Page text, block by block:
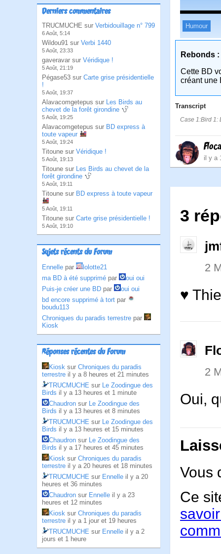
Derniers commentaires
TRUCMUCHE sur Verbidouillage n° 799
6 Août, 5:14
Wildou91 sur Verbi 1440
5 Août, 23:33
gaveravar sur Véridique !
5 Août, 21:19
Pégase53 sur Carte grise présidentielle
!
5 Août, 19:37
Alavacomgetepus sur Les Birds au
chevet de la forêt girondine
5 Août, 19:25
Alavacomgetepus sur BD express à
toute vapeur
5 Août, 19:24
Titoune sur Véridique !
5 Août, 19:13
Titoune sur Les Birds au chevet de la
forêt girondine
5 Août, 19:11
Titoune sur BD express à toute vapeur
5 Août, 19:11
Titoune sur Carte grise présidentielle !
5 Août, 19:10
Sujets récents du Forum
Ennelle par
lolotte21
ma BD à été supprimé par
oui oui
Puis-je créer une BD par
oui oui
bd encore supprimé à tort par
boudu113
Chroniques du paradis terrestre par
Kiosk
Réponses récentes du Forum
Kiosk sur Chroniques du paradis
terrestre il y a 8 heures et 21 minutes
TRUCMUCHE sur Le Zoodingue des
Birds il y a 13 heures et 1 minute
Chaudron sur Le Zoodingue des
Birds il y a 13 heures et 8 minutes
TRUCMUCHE sur Le Zoodingue des
Birds il y a 13 heures et 15 minutes
Chaudron sur Le Zoodingue des
Birds il y a 17 heures et 45 minutes
Kiosk sur Chroniques du paradis
terrestre il y a 20 heures et 18 minutes
TRUCMUCHE sur Ennelle il y a 20
heures et 36 minutes
Chaudron sur Ennelle il y a 23
heures et 12 minutes
Kiosk sur Chroniques du paradis
terrestre il y a 1 jour et 19 heures
TRUCMUCHE sur Ennelle il y a 2
jours et 1 heure
Humour
Rebonds :
Cette BD
créant une
Transcript
Case 1:Bird 1:
il y a
3
2
♥
2
Oui,
Vous
Ce